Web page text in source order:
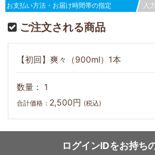
お支払い方法・お届け時間帯の指定 入
ご注文される商品
【初回】爽々（900ml）1本
数量： 1
合計価格： 2,500円 (税込)
ログインIDをお持ち